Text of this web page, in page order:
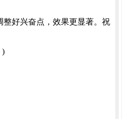
好兴奋点，效果更显著。祝
)